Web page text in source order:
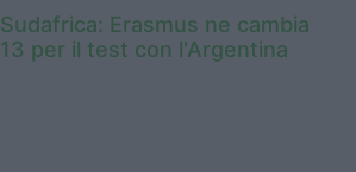
Sudafrica: Erasmus ne cambia
13 per il test con l'Argentina